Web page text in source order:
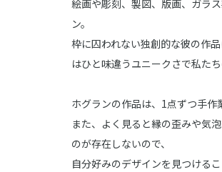
絵画や彫刻、製図、版画、ガラ
ン。
枠に囚われない独創的な彼の作
はひと味違うユニークさで私た
ホグランの作品は、1点ずつ手作
また、よく見ると縁の歪みや気
のが存在しないので、
自分好みのデザインを見つける